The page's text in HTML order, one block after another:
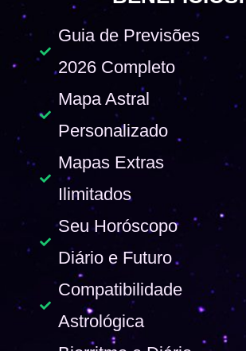
Guia de Previsões
2026 Completo
Mapa Astral
Personalizado
Mapas Extras
Ilimitados
Seu Horóscopo
Diário e Futuro
Compatibilidade
Astrológica